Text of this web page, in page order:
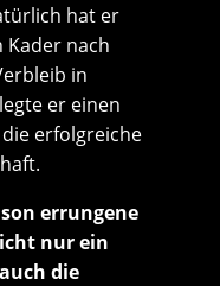
hat er
nach
in
er einen
erfolgreiche
errungene
nur ein
die